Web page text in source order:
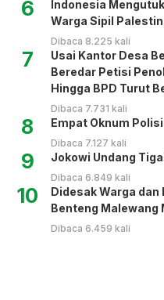
6
Indonesia
Warga Sipil
Dibaca 8.225 kali
7
Usai Kantor Desa
Beredar Petisi
Hingga BPD Turut
Dibaca 7.731 kali
8 Empat Oknum
Dibaca 7.127 kali
9 Jokowi Undang
Dibaca 6.849 kali
10
Didesak Warga dan
Benteng Malewang
Dibaca 6.459 kali